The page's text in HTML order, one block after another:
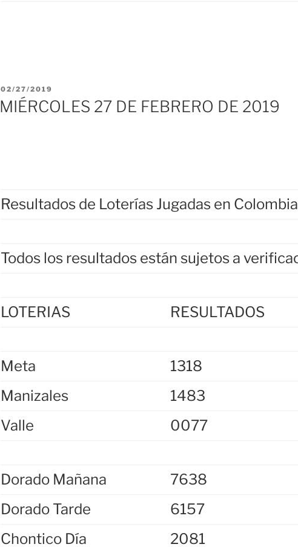
PUBLICADO
02/27/2019
MIÉRCOLES 27 DE FEBRERO DE 2019
Resultados de Loterías Jugadas en Colombia
Todos los resultados están sujetos a
LOTERIAS RESULTADOS
Meta
1318
Manizales
1483
Valle
0077
Dorado Mañana
7638
Dorado Tarde
6157
Chontico Día
2081